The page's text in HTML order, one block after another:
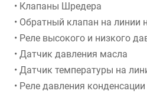
• Клапаны Шредера
• Обратный клапан на линии
• Реле высокого и низкого
• Датчик давления масла
• Датчик температуры на
• Реле давления конденсации